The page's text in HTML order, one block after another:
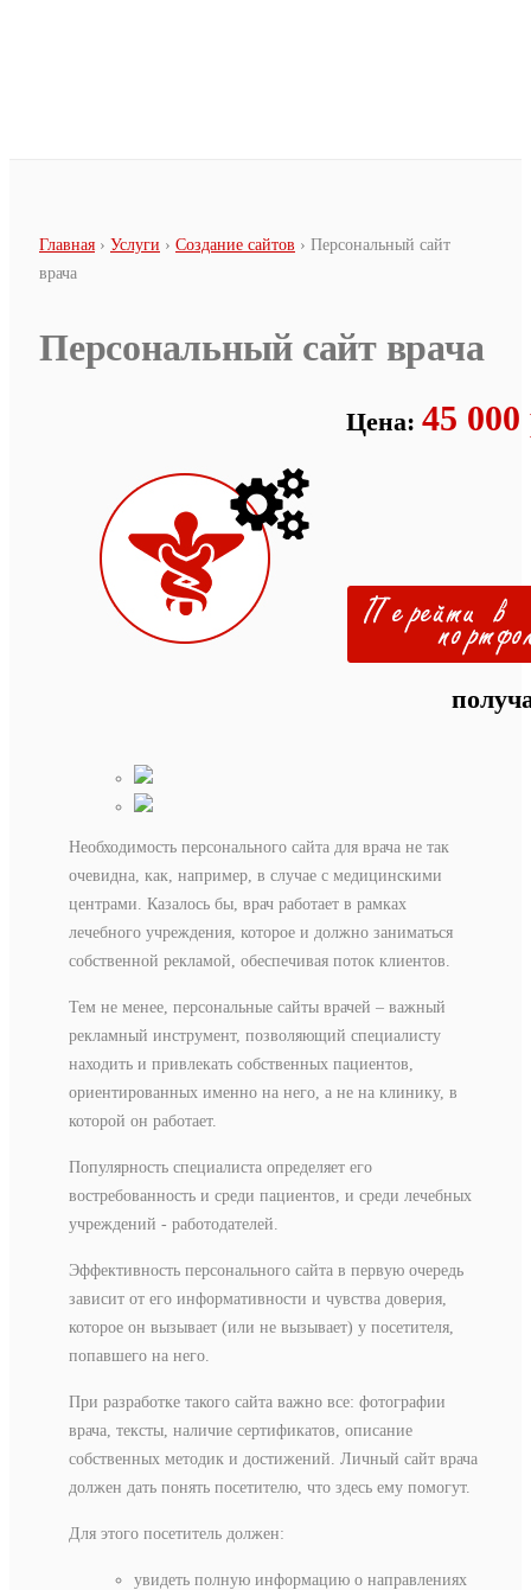
Вы здесь
Главная › Услуги › Создание сайтов › Персональный сайт
врача
Персональный сайт врача
Цена: 45 000
Необходимость персонального сайта для врача не так
очевидна, как, например, в случае с медицинскими
центрами. Казалось бы, врач работает в рамках
лечебного учреждения, которое и должно заниматься
собственной рекламой, обеспечивая поток клиентов.
Тем не менее, персональные сайты врачей – важный
рекламный инструмент, позволяющий специалисту
находить и привлекать собственных пациентов,
ориентированных именно на него, а не на клинику, в
которой он работает.
Популярность специалиста определяет его
востребованность и среди пациентов, и среди лечебных
учреждений - работодателей.
Эффективность персонального сайта в первую очередь
зависит от его информативности и чувства доверия,
которое он вызывает (или не вызывает) у посетителя,
попавшего на него.
При разработке такого сайта важно все: фотографии
врача, тексты, наличие сертификатов, описание
собственных методик и достижений. Личный сайт врача
должен дать понять посетителю, что здесь ему помогут.
Для этого посетитель должен:
увидеть полную информацию о направлениях